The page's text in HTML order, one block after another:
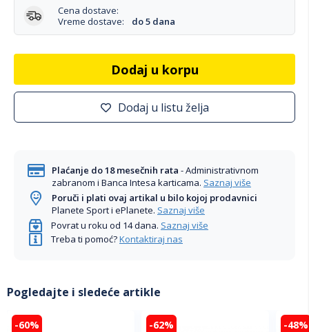
Cena dostave:
Vreme dostave:
do 5 dana
Dodaj u korpu
Dodaj u listu želja
Plaćanje do 18 mesečnih rata - Administrativnom
zabranom i Banca Intesa karticama. Saznaj više
Poruči i plati ovaj artikal u bilo kojoj prodavnici
Planete Sport i ePlanete. Saznaj više
Povrat u roku od 14 dana. Saznaj više
Treba ti pomoć?Kontaktiraj nas
Pogledajte i sledeće artikle
-60% -62% -48%